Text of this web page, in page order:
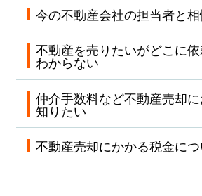
今の不動産会社の担当者と
不動産を売りたいがどこに
わからない
仲介手数料など不動産売却
知りたい
不動産売却にかかる税金に